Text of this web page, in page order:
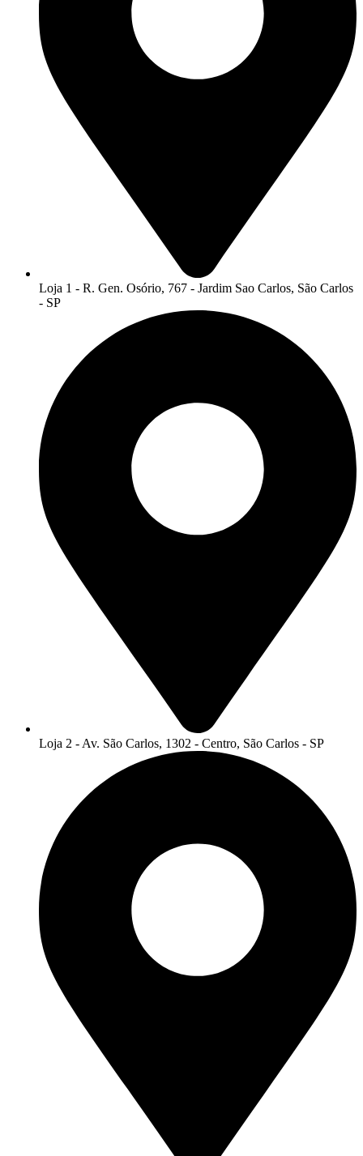
Loja 1 - R. Gen. Osório, 767 - Jardim Sao Carlos, São Carlos
- SP
Loja 2 - Av. São Carlos, 1302 - Centro, São Carlos - SP